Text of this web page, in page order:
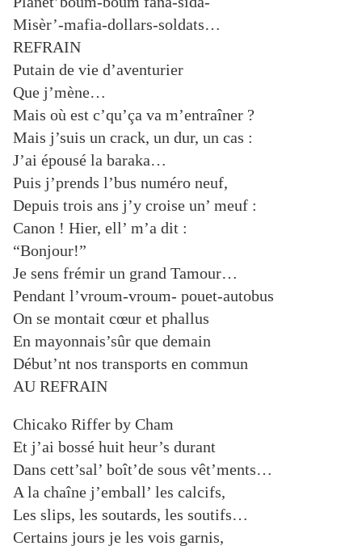
Misèr’-mafia-dollars-soldats…
REFRAIN
Putain de vie d’aventurier
Que j’mène…
Mais où est c’qu’ça va m’entraîner ?
Mais j’suis un crack, un dur, un cas :
J’ai épousé la baraka…
Puis j’prends l’bus numéro neuf,
Depuis trois ans j’y croise un’ meuf :
Canon ! Hier, ell’ m’a dit :
“Bonjour!”
Je sens frémir un grand Tamour…
Pendant l’vroum-vroum- pouet-autobus
On se montait cœur et phallus
En mayonnais’sûr que demain
Début’nt nos transports en commun
AU REFRAIN
Chicako Riffer by Cham
Et j’ai bossé huit heur’s durant
Dans cett’sal’ boît’de sous vêt’ments…
A la chaîne j’emball’ les calcifs,
Les slips, les soutards, les soutifs…
Certains jours je les vois garnis,